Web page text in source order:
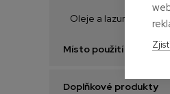
Oleje a lazury na dřevo
Místo použití
Doplňkové produkty